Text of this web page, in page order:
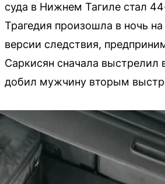
суда в Нижнем Тагиле стал
Трагедия произошла в ночь
версии следствия,
Саркисян сначала выстрелил
добил мужчину вторым